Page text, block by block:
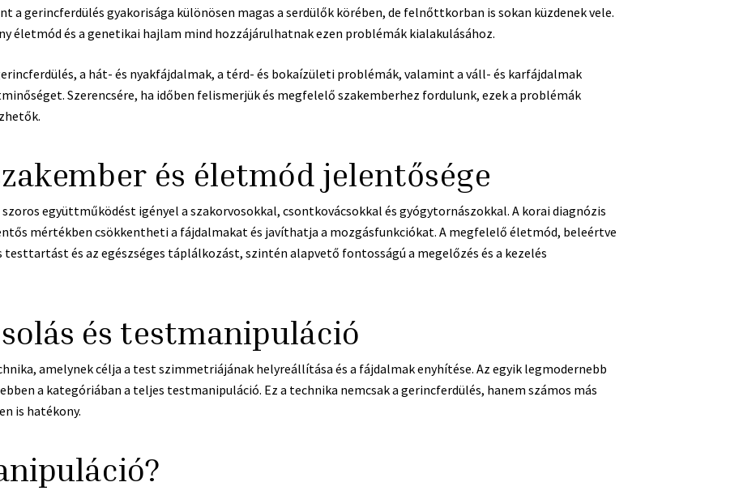
a gerincferdülés gyakorisága különösen magas a serdülők körében, de felnőttkorban is sokan küzdenek vele.
életmód és a genetikai hajlam mind hozzájárulhatnak ezen problémák kialakulásához.
a hát- és nyakfájdalmak, a térd- és bokaízületi problémák, valamint a váll- és karfájdalmak
Szerencsére, ha időben felismerjük és megfelelő szakemberhez fordulunk, ezek a problémák
és életmód jelentősége
együttműködést igényel a szakorvosokkal, csontkovácsokkal és gyógytornászokkal. A korai diagnózis
mértékben csökkentheti a fájdalmakat és javíthatja a mozgásfunkciókat. A megfelelő életmód, beleértve
és az egészséges táplálkozást, szintén alapvető fontosságú a megelőzés és a kezelés
és testmanipuláció
amelynek célja a test szimmetriájának helyreállítása és a fájdalmak enyhítése. Az egyik legmodernebb
a kategóriában a teljes testmanipuláció. Ez a technika nemcsak a gerincferdülés, hanem számos más
is hatékony.